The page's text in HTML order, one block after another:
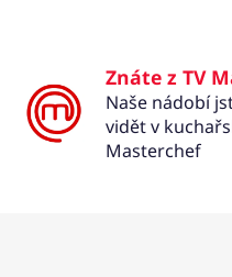
Znáte z TV
Naše nádobí
vidět v
Masterchef